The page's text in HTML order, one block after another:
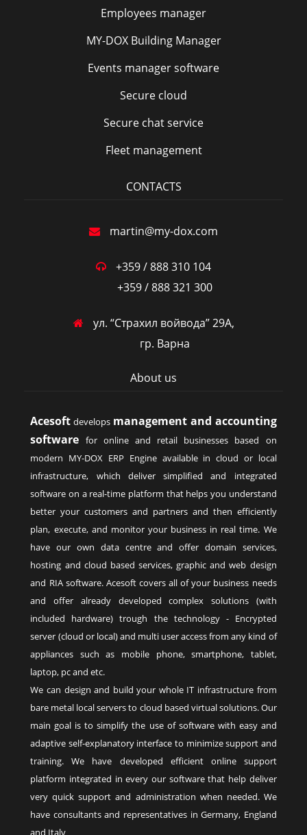
Employees manager
MY-DOX Building Manager
Events manager software
Secure cloud
Secure chat service
Fleet management
CONTACTS
martin@my-dox.com
+359 / 888 310 104
+359 / 888 321 300
ул. “Страхил войвода” 29А,
гр. Варна
About us
Acesoft develops management and accounting
software for online and retail businesses based on
modern MY-DOX ERP Engine available in cloud or local
infrastructure, which deliver simplified and integrated
software on a real-time platform that helps you understand
better your customers and partners and then efficiently
plan, execute, and monitor your business in real time. We
have our own data centre and offer domain services,
hosting and cloud based services, graphic and web design
and RIAsoftware. Acesoft covers all of your business needs
and offer already developed complex solutions (with
included hardware) trough the technology - Encrypted
server (cloud or local) and multi user access from any kind of
appliances such as mobile phone, smartphone, tablet,
laptop, pc and etc.
We can design and build your whole IT infrastructure from
bare metal local servers to cloud based virtual solutions. Our
main goal is to simplify the use of software with easy and
adaptive self-explanatory interface to minimize support and
training. We have developed efficient online support
platform integrated in every our software that help deliver
very quick support and administration when needed. We
have consultants and representatives in Germany, England
and Italy